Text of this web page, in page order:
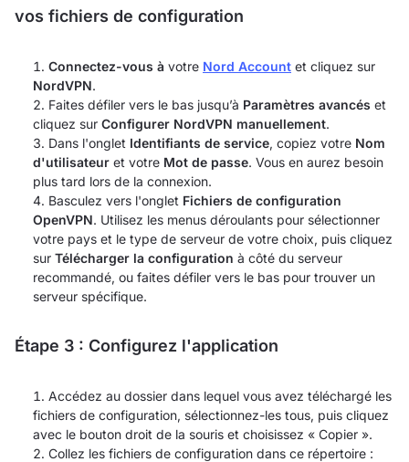
vos fichiers de configuration
Connectez-vous à votre Nord Account et cliquez sur
NordVPN.
Faites défiler vers le bas jusqu’à Paramètres avancés et
cliquez sur Configurer NordVPN manuellement.
Dans l'onglet Identifiants de service, copiez votre Nom
d'utilisateur et votre Mot de passe. Vous en aurez besoin
plus tard lors de la connexion.
Basculez vers l'onglet Fichiers de configuration
OpenVPN. Utilisez les menus déroulants pour sélectionner
votre pays et le type de serveur de votre choix, puis cliquez
sur Télécharger la configuration à côté du serveur
recommandé, ou faites défiler vers le bas pour trouver un
serveur spécifique.
Étape 3 : Configurez l'application
Accédez au dossier dans lequel vous avez téléchargé les
fichiers de configuration, sélectionnez-les tous, puis cliquez
avec le bouton droit de la souris et choisissez « Copier ».
Collez les fichiers de configuration dans ce répertoire :